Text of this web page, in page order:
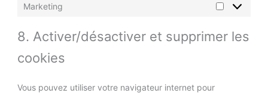
Marketing
8. Activer/désactiver et supprimer les
cookies
Vous pouvez utiliser votre navigateur internet pour